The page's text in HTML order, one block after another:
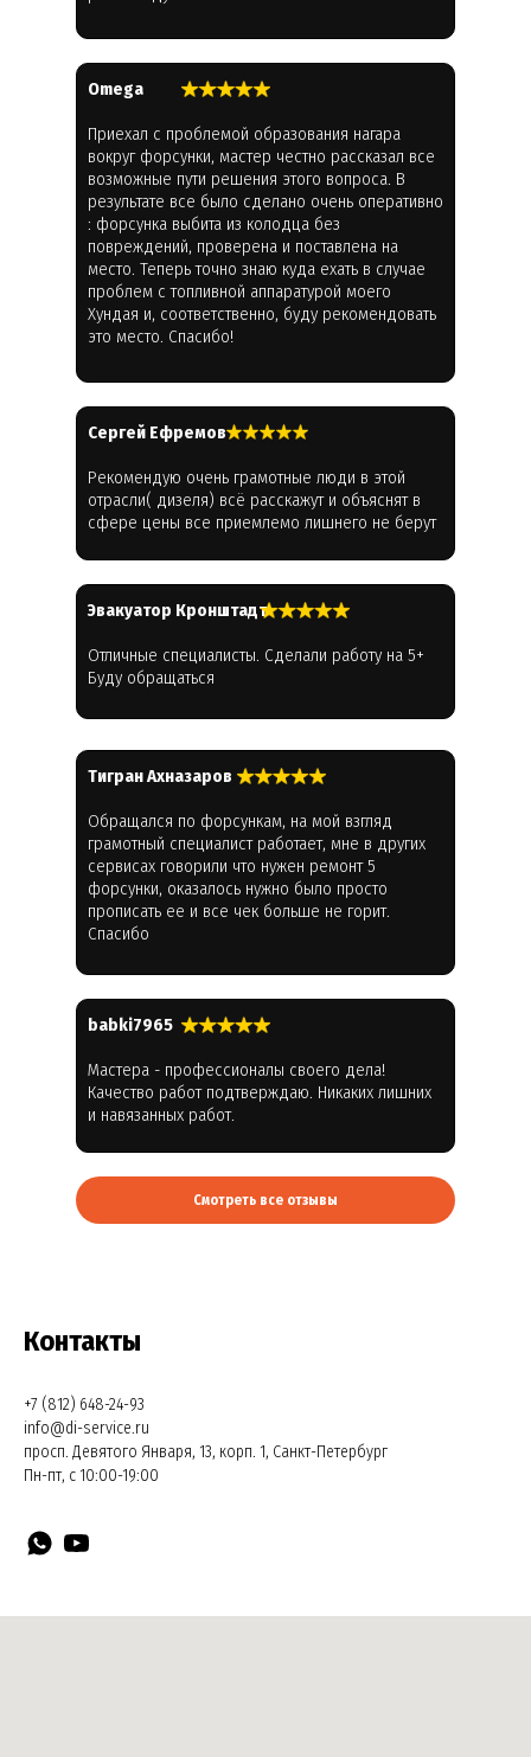
Omega
Приехал с проблемой образования нагара
вокруг форсунки, мастер честно рассказал все
возможные пути решения этого вопроса. В
результате все было сделано очень оперативно
: форсунка выбита из колодца без
повреждений, проверена и поставлена на
место. Теперь точно знаю куда ехать в случае
проблем с топливной аппаратурой моего
Хундая и, соответственно, буду рекомендовать
это место. Спасибо!
Cергей Ефремов
Рекомендую очень грамотные люди в этой
отрасли( дизеля) всё расскажут и объяснят в
сфере цены все приемлемо лишнего не берут
Эвакуатор Кронштадт
Отличные специалисты. Сделали работу на 5+
Буду обращаться
Тигран Ахназаров
Обращался по форсункам, на мой взгляд
грамотный специалист работает, мне в других
сервисах говорили что нужен ремонт 5
форсунки, оказалось нужно было просто
прописать ее и все чек больше не горит.
Спасибо
babki7965
Мастера - профессионалы своего дела!
Качество работ подтверждаю. Никаких лишних
и навязанных работ.
Смотреть все отзывы
Контакты
+7 (812) 648-24-93
info@di-service.ru
просп. Девятого Января, 13, корп. 1, Санкт-Петербург
Пн-пт, с 10:00-19:00